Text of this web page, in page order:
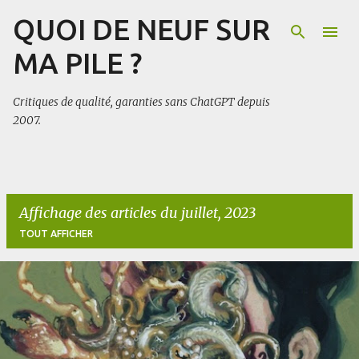
Accéder au contenu principal
QUOI DE NEUF SUR
MA PILE ?
Critiques de qualité, garanties sans ChatGPT depuis
2007.
Affichage des articles du juillet, 2023
TOUT AFFICHER
t